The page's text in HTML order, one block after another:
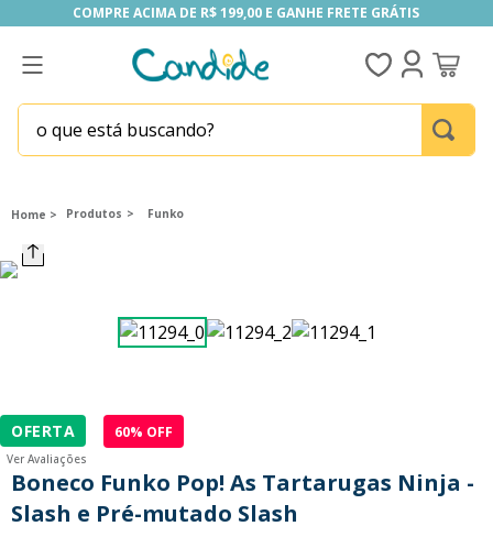
COMPRE ACIMA DE R$ 199,00 E GANHE FRETE GRÁTIS
COMPRE ACIMA DE R$ 199,00 E GANHE FRETE GRÁTIS
o que está buscando?
Produtos Funko
OFERTA 60% OFF
Ver Avaliações
Boneco Funko Pop! As Tartarugas Ninja -
Slash e Pré-mutado Slash
4º
funko
7º
8
funko pop
9º
guerreiras kpop